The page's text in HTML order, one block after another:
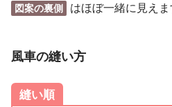
図案の裏側 はほぼ一緒に見えま
風車の縫い方
縫い順